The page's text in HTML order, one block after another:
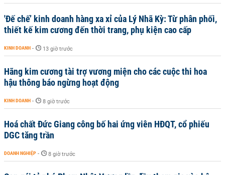
'Đế chế’ kinh doanh hàng xa xỉ của Lý Nhã Kỳ: Từ phân phối,
thiết kế kim cương đến thời trang, phụ kiện cao cấp
KINH DOANH - 13 giờ trước
Hãng kim cương tài trợ vương miện cho các cuộc thi hoa
hậu thông báo ngừng hoạt động
KINH DOANH - 8 giờ trước
Hoá chất Đức Giang công bố hai ứng viên HĐQT, cổ phiếu
DGC tăng trần
DOANH NGHIỆP - 8 giờ trước